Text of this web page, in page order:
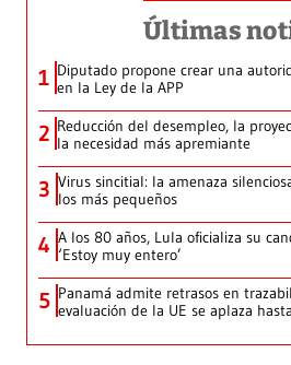
Últimas
1 Diputado propone crear una
en la Ley de la APP
2 Reducción del desempleo, la
la necesidad más apremiante
3 Virus sincitial: la amenaza
los más pequeños
4 A los 80 años, Lula oficializa su
‘Estoy muy entero’
5 Panamá admite retrasos en
evaluación de la UE se aplaza